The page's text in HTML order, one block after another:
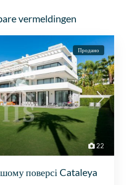
vermeldingen
22
Продано
поверсі Cataleya